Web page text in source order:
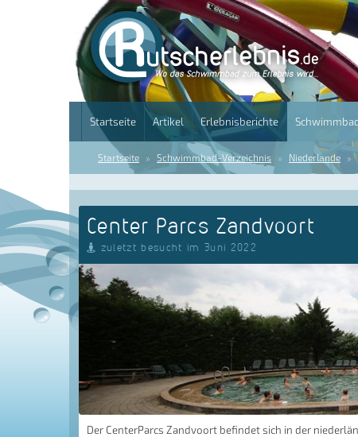
Startseite Artikel Erlebnisberichte
Startseite Schwimmbad-Verzeichnis Niederlande
Center Parcs Zandvoort
zuletzt besucht im Juni 2022
Der CenterParcs Zandvoort befindet sich in der